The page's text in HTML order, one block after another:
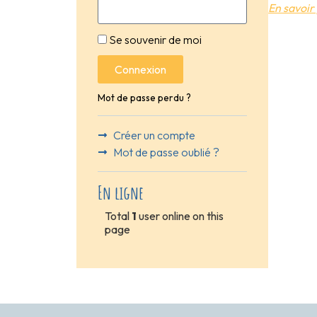
Se souvenir de moi
Connexion
Mot de passe perdu ?
Créer un compte
Mot de passe oublié ?
En ligne
Total 1 user online on this
page
En savoir